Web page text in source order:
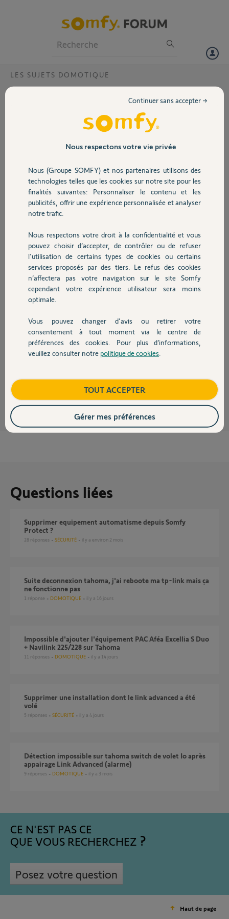
Volet
Sécurité
Domotique
Chauffage
Autres produits
Devis avec un pro
Contact
LES SUJETS DOMOTIQUE
Suppression des équipements sur Tahoma
Il y a quelques jours le voyant rouge s'est allumé.
J'ai réalisé la procédure indiquée dans ce cas et le voyant est repassé
Tahoma et impossible de les supprimer dans l'interface Tahoma Link.
Merci de votre réponse.
Quentin P.
il y a environ 8 ans
Réponses
Bonjour Quentin,
ci ne semblait pas vouloir se faire.
Toutefois, à l'heure actuelle tout semble désormais correcte, avez-vous
fait quelque chose de votre côté?
Si non, c'est qu'elle a fini par se lancer correctement.
il y a environ 8 ans
Questions liées
Supprimer equipement automatisme depuis Somfy
Protect ?
28 réponses SÉCURITÉ il y a environ 2 mois
Suite deconnexion tahoma, j'ai reboote ma tp-link mais ça
ne fonctionne pas
1 réponse DOMOTIQUE il y a 16 jours
Impossible d'ajouter l'équipement PAC Aféa Excellia S Duo
+ Navilink 225/228 sur Tahoma
11 réponses DOMOTIQUE il y a 14 jours
supprimer une installation dont le link advanced a été
volé
5 réponses SÉCURITÉ il y a 4 jours
Détection impossible sur tahoma switch de volet Io après
appairage Link Advanced (alarme)
9 réponses DOMOTIQUE il y a 3 mois
CE N'EST PAS CE
QUE VOUS RECHERCHEZ
Posez votre question
Haut de page
Nous respectons votre vie privée
Nous (Groupe SOMFY) et nos partenaires utilisons des
technologies telles que les cookies sur notre site pour les
finalités suivantes: Personnaliser le contenu et les
publicités, offrir une expérience personnalisée et analyser
notre trafic.
Nous respectons votre droit à la confidentialité et vous
pouvez choisir d’accepter, de contrôler ou de refuser
l'utilisation de certains types de cookies ou certains
services proposés par des tiers. Le refus des cookies
n’affectera pas votre navigation sur le site Somfy
cependant votre expérience utilisateur sera moins
optimale.
Vous pouvez changer d'avis ou retirer votre
consentement à tout moment via le centre de
préférences des cookies. Pour plus d’informations,
veuillez consulter notre politique de cookies
Continuer sans accepter →
TOUT ACCEPTER
Gérer mes préférences